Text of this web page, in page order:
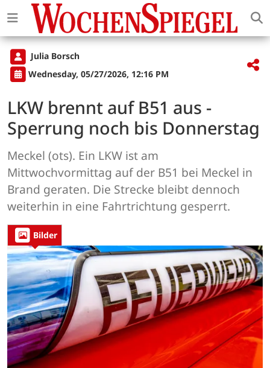
Julia Borsch
Wednesday, 05/27/2026, 12:16 PM
LKW brennt auf B51 aus -
Sperrung noch bis Donnerstag
Meckel (ots). Ein LKW ist am
Mittwochvormittag auf der B51 bei Meckel in
Brand geraten. Die Strecke bleibt dennoch
weiterhin in eine Fahrtrichtung gesperrt.
Bilder